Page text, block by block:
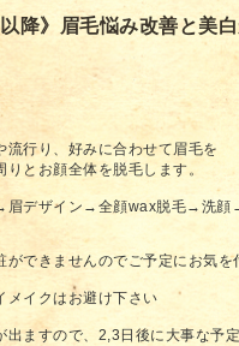
降》眉毛悩み改善と美
流行り、好みに合わせて眉毛を
りとお顔全体を脱毛します。
眉デザイン→全顔wax脱毛→洗
ができませんのでご予定にお気を
メイクはお避け下さい
出ますので、2,3日後に大事な予